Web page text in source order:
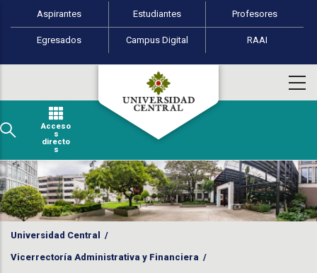
Pasar al contenido principal
Perfiles de usuario
Aspirantes Estudiantes Profesores
Egresados Campus Digital RAAI
Acceso
s
directo
s
Universidad Central /
Vicerrectoría Administrativa y Financiera /